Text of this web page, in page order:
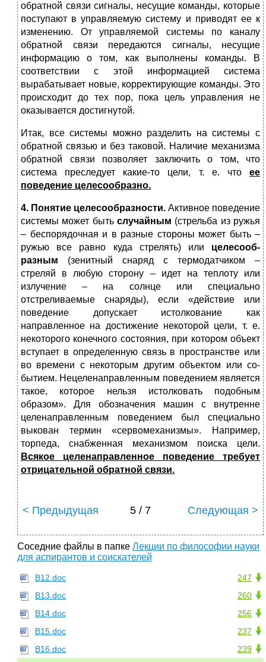
обратной связи сиг­налы, несущие команды, которые
поступают в управля­емую систему и приводят ее к
изменению. От управляе­мой системы по каналу
обратной связи передаются сиг­налы, несущие
информацию о том, как выполнены команды. В
соответствии с этой информацией система
вырабатывает новые, корректирующие команды. Это
происходит до тех пор, пока цель управления не
оказы­вается достигнутой.
Итак, все системы можно разделить на системы с
обратной связью и без таковой. Наличие механизма
обратной связи позволяет заключить о том, что
система преследует какие-то цели, т. е. что ее
поведение целесообразно.
4. Понятие целесообразности. Активное поведение
системы может быть случайным (стрельба из ружья
– беспорядочная и в разные стороны может быть –
ружью все равно куда стрелять) или целесооб­
разным (зенитный снаряд с термодатчиком –
стреляй в любую сторону – идет на теплоту или
излучение – на солнце или специально
отстреливаемые снаряды), если «действие или
поведение допускает истолкование как
направленное на достижение некоторой цели, т. е.
некоторого конеч­ного состояния, при котором объект
вступает в определенную связь в пространстве или
во времени с некоторым другим объектом или со­
бытием. Нецеленаправленным поведением является
такое, которое нельзя истолковать подобным
образом». Для обозначения машин с внутренне
целенаправленным пове­дением был специально
выкован термин «сервомеханизмы». Напри­мер,
торпеда, снабженная механизмом поиска цели.
Всякое целена­правленное поведение требует
отрицательной обратной связи.
< Предыдущая 5 / 7 Следующая >
Соседние файлы в папке Лекции по философии науки
для аспирантов и соискателей
247
В12.doc
260
В13.doc
256
В14.doc
237
В15.doc
239
В16.doc